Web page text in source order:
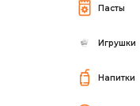
Пасты
Игрушки
Напитки